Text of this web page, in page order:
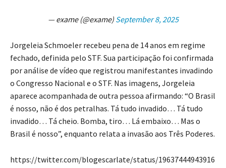
— exame (@exame) September 8, 2025
Jorgeleia Schmoeler recebeu pena de 14 anos em regime
fechado, definida pelo STF. Sua participação foi confirmada
por análise de vídeo que registrou manifestantes invadindo
o Congresso Nacional e o STF. Nas imagens, Jorgeleia
aparece acompanhada de outra pessoa afirmando: “O Brasil
é nosso, não é dos petralhas. Tá tudo invadido… Tá tudo
invadido… Tá cheio. Bomba, tiro… Lá embaixo… Mas o
Brasil é nosso”, enquanto relata a invasão aos Três Poderes.
https://twitter.com/blogescarlate/status/19637444943916